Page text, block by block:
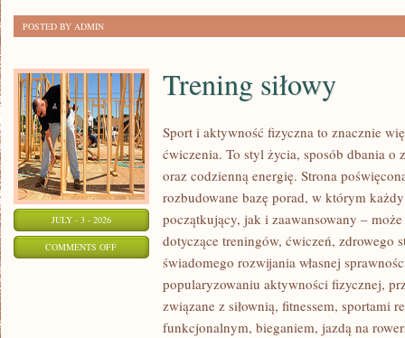
POSTED BY ADMIN
JULY - 3 - 2026
COMMENTS OFFON
Trening siłowy
Sport i aktywność fizyczna to znacznie
ćwiczenia. To styl życia, sposób dbania o
oraz codzienną energię. Strona
rozbudowane bazę porad, w którym
początkujący, jak i zaawansowany –
dotyczące treningów, ćwiczeń, zdrowego
świadomego rozwijania własnej
popularyzowaniu aktywności fizycznej,
związane z siłownią, fitnessem, sportami
funkcjonalnym, bieganiem, jazdą na